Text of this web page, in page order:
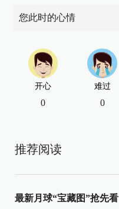
您此时的心情
开心
0
难过
0
推荐阅读
最新月球“宝藏图”抢先看